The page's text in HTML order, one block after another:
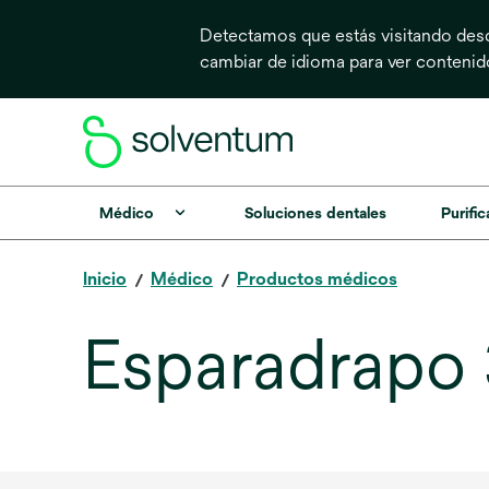
Detectamos que estás visitando
cambiar de idioma para ver
Médico Soluciones dentales
Inicio Médico Productos médicos